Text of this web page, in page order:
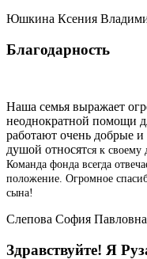
Юшкина Ксения
Благодарность
Наша семья выражает
неоднократной помощи
работают очень добрые
душой относятся к своему
Команда фонда всегда
положение. Огромное
сына!
Слепова София Павловна
Здравствуйте! Я